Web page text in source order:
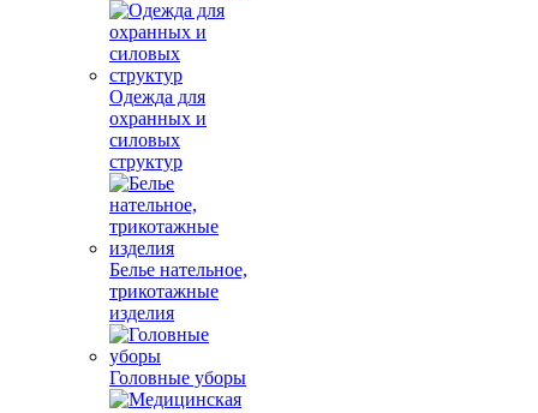
Одежда для
охранных и
силовых
структур
Белье нательное,
трикотажные
изделия
Головные уборы